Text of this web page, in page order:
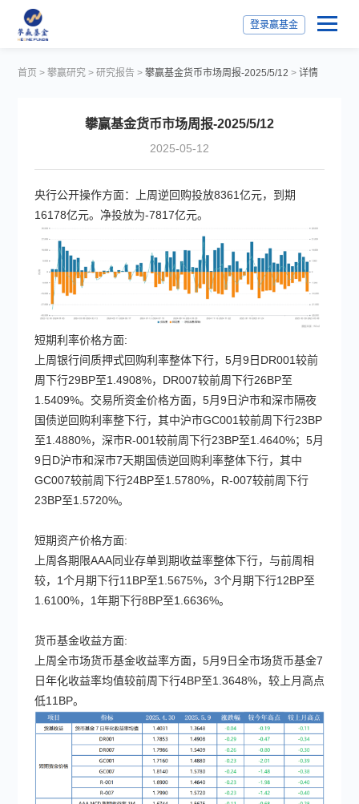
登录赢基金
首页 >攀赢研究 >研究报告 >攀赢基金货币市场周报-2025/5/12 >详情
攀赢基金货币市场周报-2025/5/12
2025-05-12
央行公开操作方面：上周逆回购投放8361亿元，到期
16178亿元。净投放为-7817亿元。
短期利率价格方面:
上周银行间质押式回购利率整体下行，5月9日DR001较前
周下行29BP至1.4908%，DR007较前周下行26BP至
1.5409%。交易所资金价格方面，5月9日沪市和深市隔夜
国债逆回购利率整下行，其中沪市GC001较前周下行23BP
至1.4880%，深市R-001较前周下行23BP至1.4640%；5月
9日D沪市和深市7天期国债逆回购利率整体下行，其中
GC007较前周下行24BP至1.5780%，R-007较前周下行
23BP至1.5720%。
短期资产价格方面:
上周各期限AAA同业存单到期收益率整体下行，与前周相
较，1个月期下行11BP至1.5675%，3个月期下行12BP至
1.6100%，1年期下行8BP至1.6636%。
货币基金收益方面:
上周全市场货币基金收益率方面，5月9日全市场货币基金7
日年化收益率均值较前周下行4BP至1.3648%，较上月高点
低11BP。